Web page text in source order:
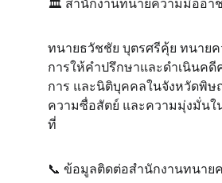
🏛️ สำนักงานทนายความมืออา
ทนายธวัชชัย บุตรศรีคุ้ย ทนาย
การให้คำปรึกษาและดำเนินค
การ และนิติบุคคลในจังหวัดพิษ
ความซื่อสัตย์ และความมุ่งมั่นใ
ที่
📞 ข้อมูลติดต่อสำนักงานทนาย